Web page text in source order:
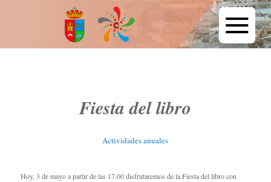
Fiesta del libro
Actividades anuales
Hoy, 3 de mayo a partir de las 17.00 disfrutaremos de la Fiesta del libro con